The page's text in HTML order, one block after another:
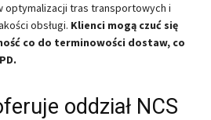
optymalizacji tras transportowych i
obsługi. Klienci mogą czuć się
co do terminowości dostaw, co
oddział NCS